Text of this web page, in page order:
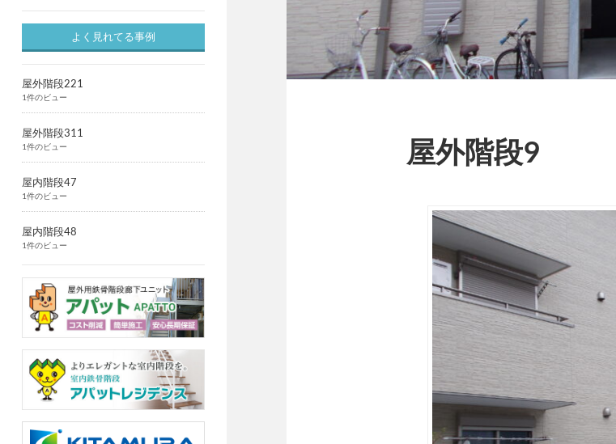
よく見れてる事例
屋外階段221
1件のビュー
屋外階段311
1件のビュー
屋内階段47
1件のビュー
屋内階段48
1件のビュー
屋外階段9